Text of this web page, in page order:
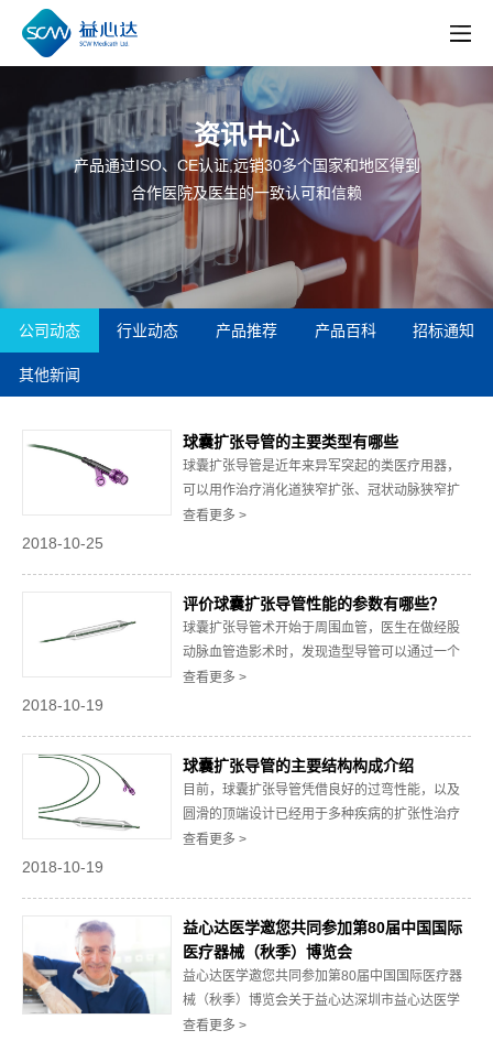
资讯中心
产品通过ISO、CE认证,远销30多个国家和地区得到
合作医院及医生的一致认可和信赖
公司动态 行业动态 产品推荐 产品百科 招标通知
其他新闻
球囊扩张导管的主要类型有哪些
球囊扩张导管是近年来异军突起的类医疗用器，
可以用作治疗消化道狭窄扩张、冠状动脉狭窄扩
张或其它疾病的辅助扩张治疗。质量过硬的球囊
球囊扩张导管类型。1.OTW球囊扩张导管OTW球
囊...
查看更多 >
2018-10-25
评价球囊扩张导管性能的参数有哪些？
球囊扩张导管术开始于周围血管，医生在做经股
动脉血管造影术时，发现造型导管可以通过一个
几乎完全闭塞的髂动脉。这个发现证明了导管系
介绍评价球囊扩张导管的三个常用的性能参数。1.
命名...
查看更多 >
2018-10-19
球囊扩张导管的主要结构构成介绍
目前，球囊扩张导管凭借良好的过弯性能，以及
圆滑的顶端设计已经用于多种疾病的扩张性治疗
中。质量过硬的球囊扩张导管采用的是由较好可
将对球囊扩张导管的结构展开详细介绍，让人们
进一步加...
查看更多 >
2018-10-19
益心达医学邀您共同参加第80届中国国际
医疗器械（秋季）博览会
益心达医学邀您共同参加第80届中国国际医疗器
械（秋季）博览会关于益心达深圳市益心达医学
新技术有限公司，是留美医学博士王涛先生于
查看更多 >